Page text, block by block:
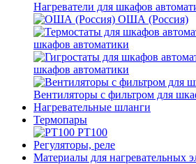
Нагреватели для шкафов
ОША (Россия)
шкафов автоматики
шкафов автоматики
Вентиляторы с фильтром для
Нагревательные шланги
Термопары
PT100
Регуляторы, реле
Материалы для нагревательных